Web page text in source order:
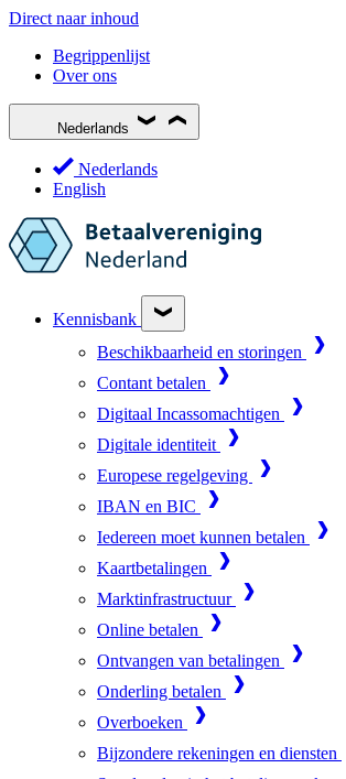
Direct naar inhoud
Begrippenlijst
Over ons
Nederlands
Nederlands
English
Kennisbank
Beschikbaarheid en storingen
Contant betalen
Digitaal Incassomachtigen
Digitale identiteit
Europese regelgeving
IBAN en BIC
Iedereen moet kunnen betalen
Kaartbetalingen
Marktinfrastructuur
Online betalen
Ontvangen van betalingen
Onderling betalen
Overboeken
Bijzondere rekeningen en diensten